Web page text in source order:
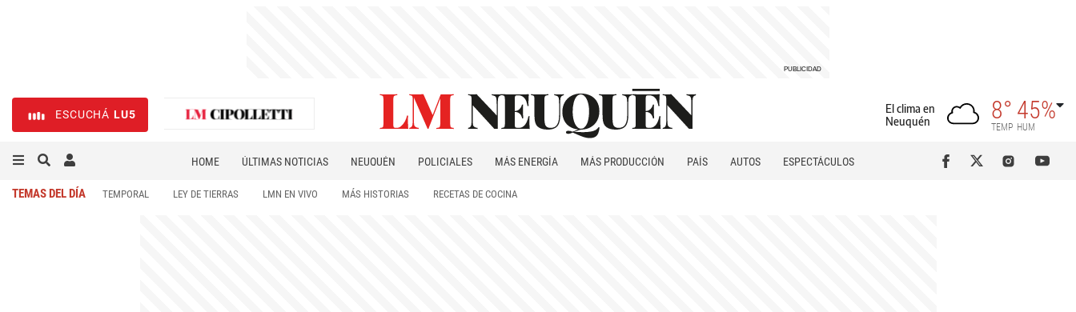
ESCUCHÁ LU5
El clima en
Neuquén
8°
TEMP
45%
HUM
HOME ÚLTIMAS NOTICIAS NEUQUÉN POLICIALES MÁS ENERGÍA MÁS PRODUCCIÓN PAÍS AUTOS
ESPECTÁCULOS
TEMAS DEL DÍA TEMPORAL LEY DE TIERRAS LMN EN VIVO MÁS HISTORIAS RECETAS DE COCINA